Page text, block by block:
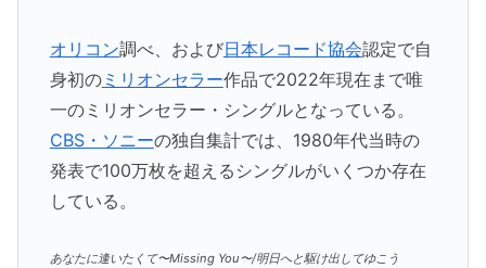
オリコン調べ、および日本レコード協会認定で自
身初のミリオンセラー作品で2022年現在まで唯
一のミリオンセラー・シングルとなっている。
CBS・ソニーの独自集計では、1980年代当時の
発表で100万枚を超えるシングルがいくつか存在
している。
あなたに逢いたくて〜Missing You〜/明日へと駆け出してゆこう